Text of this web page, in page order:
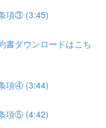
項③ (3:45)
ダウンロードはこち
項④ (3:44)
項⑤ (4:42)